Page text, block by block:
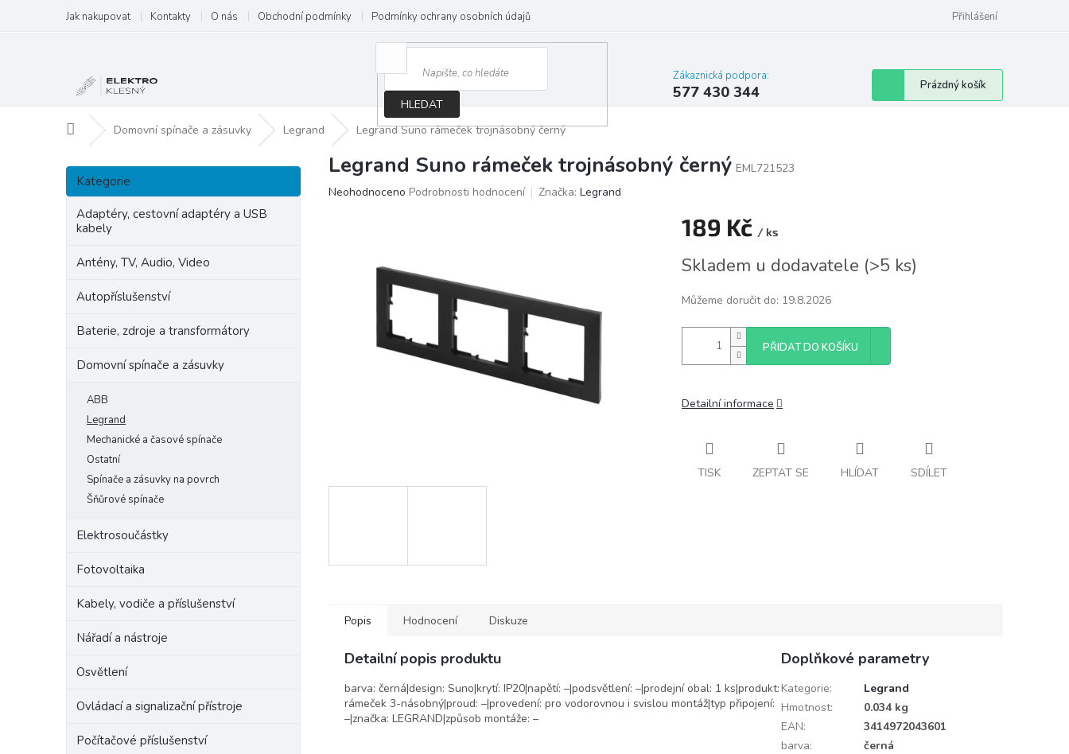
obsah
Jak nakupovat Kontakty O nás Obchodní podmínky Podmínky ochrany osobních údajů Přihlášení
HLEDAT
Zákaznická podpora:
577 430 344
Nákupní
košík
Prázdný košík
Domů Domovní spínače a zásuvky Legrand Legrand Suno rámeček trojnásobný černý
P
s
Přeskočit
kategorie
Kategorie
Adaptéry, cestovní adaptéry a USB
kabely
Antény, TV, Audio, Video
Autopříslušenství
Baterie, zdroje a transformátory
Domovní spínače a zásuvky
ABB
Legrand
Mechanické a časové spínače
Ostatní
Spínače a zásuvky na povrch
Šňůrové spínače
Elektrosoučástky
Fotovoltaika
Kabely, vodiče a příslušenství
Nářadí a nástroje
Osvětlení
Ovládací a signalizační přístroje
Počítačové příslušenství
Legrand Suno rámeček trojnásobný černý EML721523
Průměrné
Neohodnoceno Podrobnosti hodnocení Značka: Legrand
189 Kč / ks
cena:
Skladem u dodavatele (>5 ks)
Můžeme doručit do: 19.8.2026
PŘIDAT DO KOŠÍKU
Detailní informace
TISK ZEPTAT SE HLÍDAT SDÍLET
Popis Hodnocení Diskuze
Detailní popis produktu
barva: černá|design: Suno|krytí: IP20|napětí: –|podsvětlení: –|prodejní obal: 1 ks|produkt:
rámeček 3-násobný|proud: –|provedení: pro vodorovnou i svislou montáž|typ připojení:
–|značka: LEGRAND|způsob montáže: –
Doplňkové parametry
Kategorie:
Legrand
Hmotnost:
0.034 kg
EAN:
3414972043601
barva:
černá